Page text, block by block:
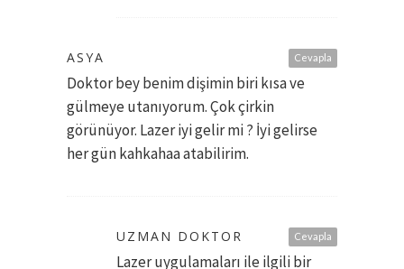
Cevapla
ASYA
Doktor bey benim dişimin biri kısa ve
gülmeye utanıyorum. Çok çirkin
görünüyor. Lazer iyi gelir mi ? İyi gelirse
her gün kahkahaa atabilirim.
Cevapla
UZMAN DOKTOR
Lazer uygulamaları ile ilgili bir